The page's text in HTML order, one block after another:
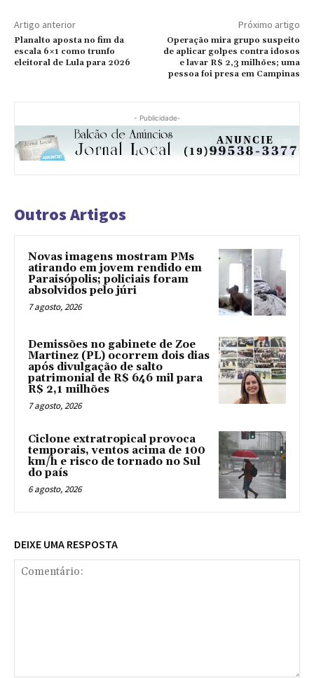
Artigo anterior
Planalto aposta no fim da
escala 6×1 como trunfo
eleitoral de Lula para 2026
Próximo artigo
Operação mira grupo suspeito
de aplicar golpes contra idosos
e lavar R$ 2,3 milhões; uma
pessoa foi presa em Campinas
- Publicidade-
Outros Artigos
Novas imagens mostram PMs
atirando em jovem rendido em
Paraisópolis; policiais foram
absolvidos pelo júri
7 agosto, 2026
Demissões no gabinete de Zoe
Martinez (PL) ocorrem dois dias
após divulgação de salto
patrimonial de R$ 646 mil para
R$ 2,1 milhões
7 agosto, 2026
Ciclone extratropical provoca
temporais, ventos acima de 100
km/h e risco de tornado no Sul
do país
6 agosto, 2026
DEIXE UMA RESPOSTA